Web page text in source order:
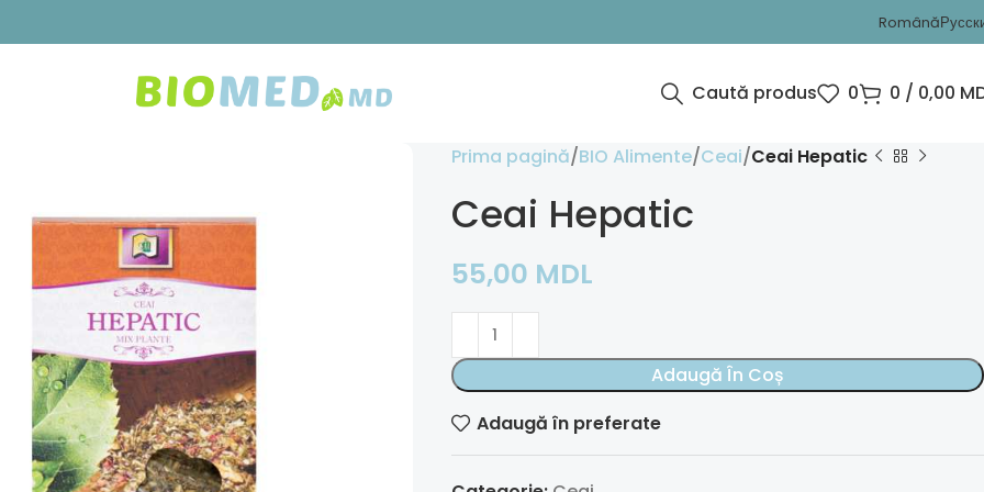
Română
Caută produs 0 0 / 0,00
Prima pagină BIO Alimente Ceai Ceai Hepatic
Ceai Hepatic
55,00 MDL
Adaugă În Coș
Adaugă în preferate